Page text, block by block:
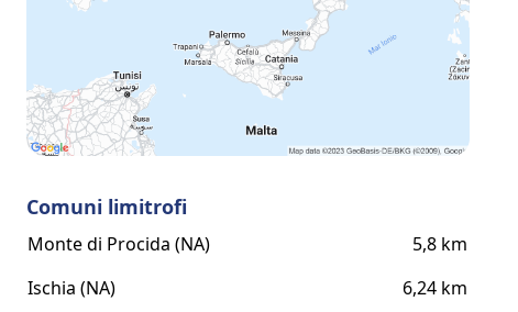
Comuni limitrofi
Monte di Procida (NA)
5,8 km
Ischia (NA)
6,24 km